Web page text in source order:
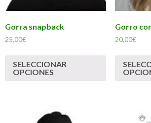
Gorra snapback
25,00€
SELECCIONAR
OPCIONES
Gorro
20,00€